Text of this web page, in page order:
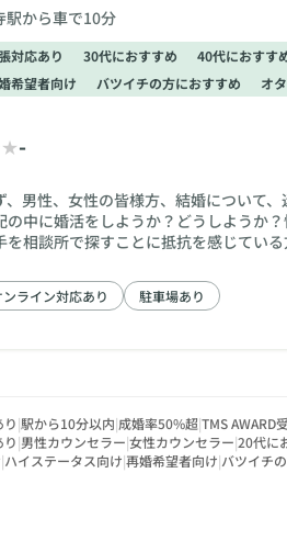
駅から車で10分
対応あり 30代におすすめ 40代におすす
希望者向け
バツイチの方におすすめ オ
-
、男性、女性の皆様方、結婚について
の中に婚活をしようか？どうしようか
を相談所で探すことに抵抗を感じてい
に向けて、あなた様のペースでまいり
。 まるで身内のような、安心感がある
ンライン対応あり 駐車場あり
|駅から10分以内|成婚率50%超|TMS AWARD
|男性カウンセラー|女性カウンセラー|20代に
|ハイステータス向け|再婚希望者向け|バツイチ